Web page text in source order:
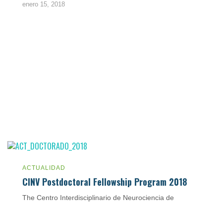
enero 15, 2018
ACTUALIDAD
CINV Postdoctoral Fellowship Program 2018
The Centro Interdisciplinario de Neurociencia de